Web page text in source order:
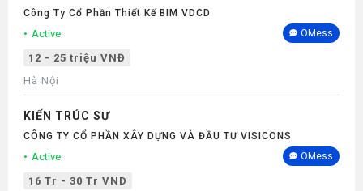
Công Ty Cổ Phần Thiết Kế BIM VDCD
Active OMess
12 - 25 triệu VNĐ
Hà Nội
KIẾN TRÚC SƯ
CÔNG TY CỔ PHẦN XÂY DỰNG VÀ ĐẦU TƯ VISICONS
Active OMess
16 Tr - 30 Tr VND